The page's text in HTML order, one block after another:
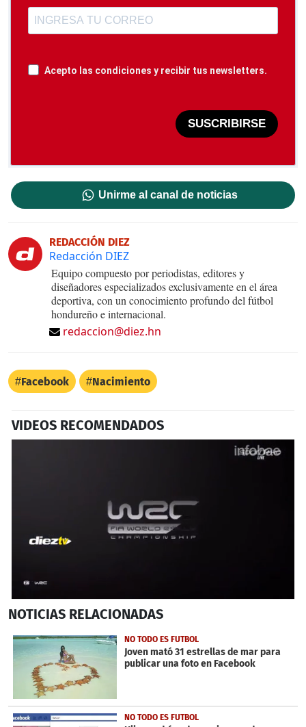
Acepto las condiciones y recibir tus newsletters.
SUSCRIBIRSE
Unirme al canal de noticias
REDACCIÓN DIEZ
Redacción DIEZ
Equipo compuesto por periodistas, editores y
diseñadores especializados exclusivamente en el área
deportiva, con un conocimiento profundo del fútbol
hondureño e internacional.
redaccion@diez.hn
Facebook Nacimiento
VIDEOS RECOMENDADOS
seconds
1
minute,
9
seconds
NOTICIAS RELACIONADAS
NO TODO ES FUTBOL
Joven mató 31 estrellas de mar para
publicar una foto en Facebook
NO TODO ES FUTBOL